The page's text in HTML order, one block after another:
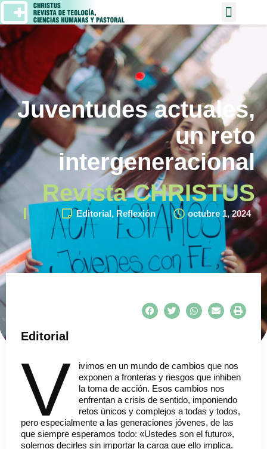
Juventudes actuales,
un reto
intergeneracional
Revista CHRISTUS
Editorial, Reflexión octubre 1, 2024
Editorial
V
ivimos en un mundo de cambios que nos
exponen a fronteras y riesgos que inhiben
la toma de acción. Esos cambios nos
enfrentan a crisis de sentido, imponiendo
retos únicos y complejos a todas y todos,
pero especialmente a las generaciones jóvenes, de las
que siempre esperamos todo: «Ustedes son el futuro»,
solemos decirles sin importar la carga que ello implica.